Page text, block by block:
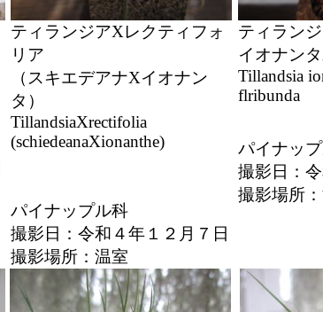
ティランジアXレクティフォ
リア
（スキエデアナXイオナン
タ）
TillandsiaXrectifolia
(schiedeanaXionanthe)
パイナップル科
撮影日：令和４年１２月７日
撮影場所：温室
ティラン
イオナン
Tillandsia
flribunda
パイナッ
撮影日：
撮影場所